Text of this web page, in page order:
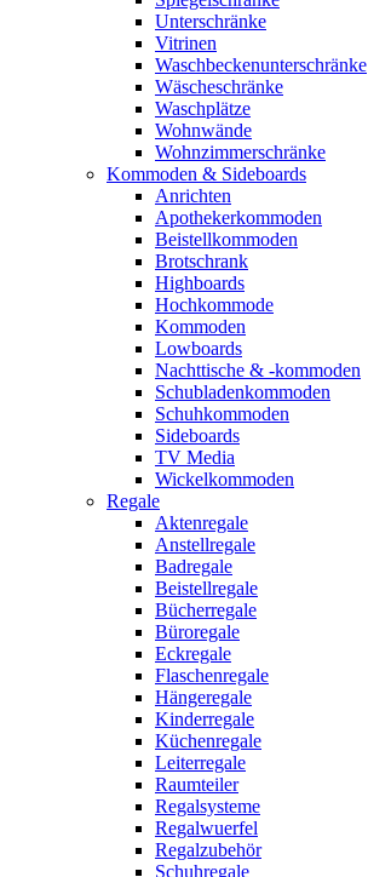
Unterschränke
Vitrinen
Waschbeckenunterschränke
Wäscheschränke
Waschplätze
Wohnwände
Wohnzimmerschränke
Kommoden & Sideboards
Anrichten
Apothekerkommoden
Beistellkommoden
Brotschrank
Highboards
Hochkommode
Kommoden
Lowboards
Nachttische & -kommoden
Schubladenkommoden
Schuhkommoden
Sideboards
TV Media
Wickelkommoden
Regale
Aktenregale
Anstellregale
Badregale
Beistellregale
Bücherregale
Büroregale
Eckregale
Flaschenregale
Hängeregale
Kinderregale
Küchenregale
Leiterregale
Raumteiler
Regalsysteme
Regalwuerfel
Regalzubehör
Schuhregale